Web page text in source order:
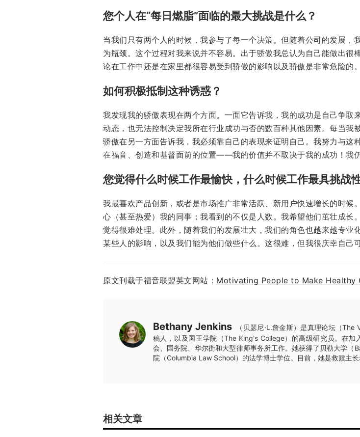
您个人在“每日燃脂”面临的最大挑战是什么？
当我们只有两个人的时候，我参与了每一个决策。但随着公司的发展
为瓶颈。这个过程对我来说并不容易。出于骄傲我总认为自己能做出
论在工作中还是在家里都很容易受到骄傲的影响以及骄傲是非常危险的
如何积极抵制这种诱惑？
我发现我的骄傲表现在两个方面。一面它告诉我，我的成功是自己争
动态，也无法控制决定我所在行业成功与否的数百种其他因素。每当我
骄傲在另一方面告诉我，我必须靠自己的表现来证明自己。我努力与这
在福音、创造和基督面前的位置——我的价值并不取决于我的成功！我
您觉得什么时候工作最愉快，什么时候工作最具挑战
我最喜欢产品创新，或者是市场推广非常活跃、新用户快速增长的时
心（甚至热爱）我的同事；我看到的不仅是人数。我希望他们茁壮成
觉得很难处理。此外，随着我们的发展壮大，我们的角色也越来越专
某些人的影响，以及我们能为他们做些什么。这很难，但我很庆幸自己
原文刊载于福音联盟英文网站： Motivating People to Make Healthy
Bethany Jenkins
（贝瑟尼·L.詹金斯）是真理论坛（
稿人，以及国王学院（The King's College）的高级研究员。在
会、国务院、华尔街和大型律师事务所工作。她获得了贝勒大学
院（Columbia Law School）的法学博士学位。目前，她是救赎主长
相关文章